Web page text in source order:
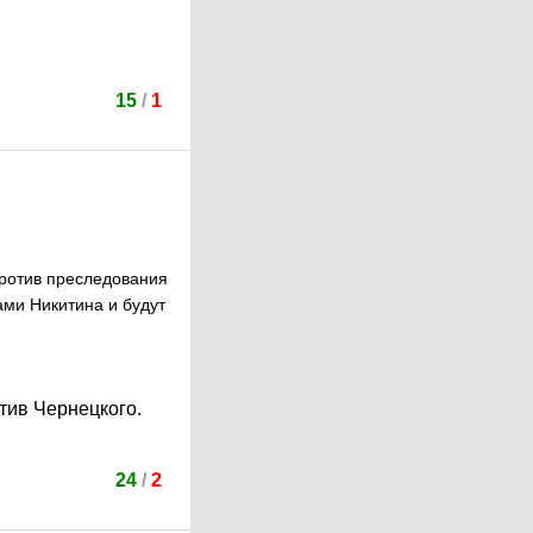
15 / 1
преследования
Никитина и будут
Чернецкого.
24 / 2